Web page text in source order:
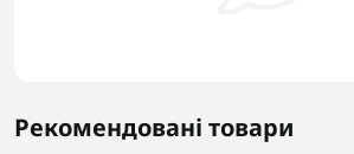
Рекомендовані товари